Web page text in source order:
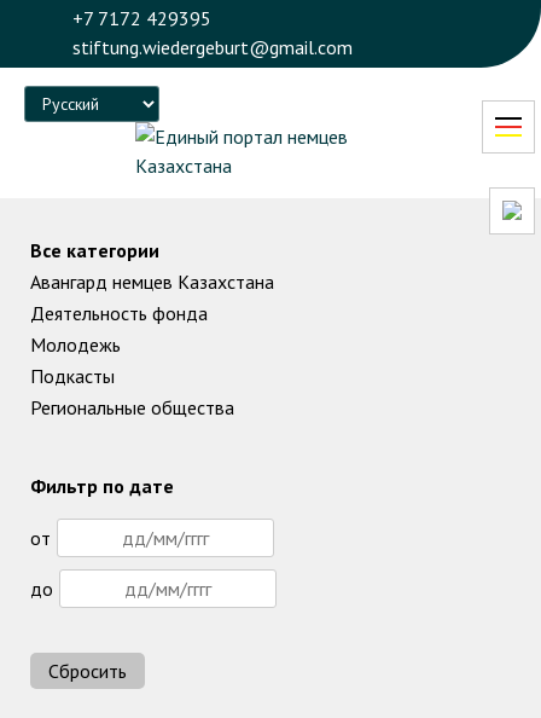
+7 7172 429395
stiftung.wiedergeburt@gmail.com
Language
Все категории
Авангард немцев Казахстана
Деятельность фонда
Молодежь
Подкасты
Региональные общества
Фильтр по дате
от
до
Сбросить